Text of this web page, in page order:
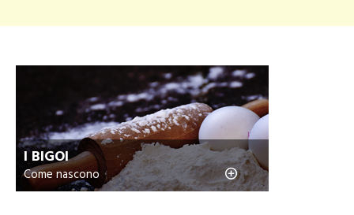
I BIGOI
Come nascono